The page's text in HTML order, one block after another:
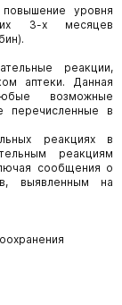
уровня
3-х месяцев
реакции,
аптеки. Данная
возможные
перечисленные в
реакциях в
реакциям
сообщения о
выявленным на